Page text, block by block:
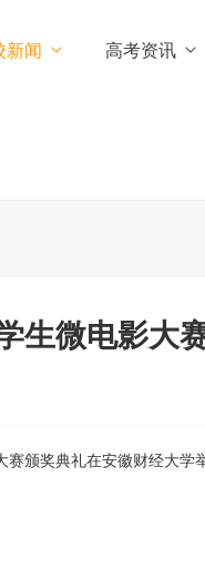
新闻 高考资讯
生微电影大
颁奖典礼在安徽财经大